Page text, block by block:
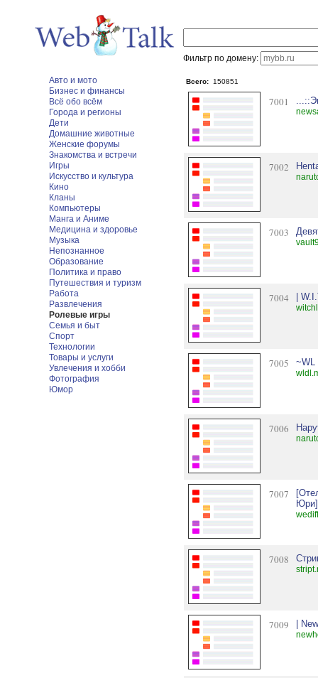
Фильтр по домену:
Авто и мото
Бизнес и финансы
Всё обо всём
Города и регионы
Дети
Домашние животные
Женские форумы
Знакомства и встречи
Игры
Искусство и культура
Кино
Кланы
Компьютеры
Манга и Аниме
Медицина и здоровье
Музыка
Непознанное
Образование
Политика и право
Путешествия и туризм
Работа
Развлечения
Ролевые игры
Семья и быт
Спорт
Технологии
Товары и услуги
Увлечения и хобби
Фотография
Юмор
Всего: 150851
7001
7002
7003
7004 |
7005 ~WL
7006
7007
Юри]
7008
7009 |